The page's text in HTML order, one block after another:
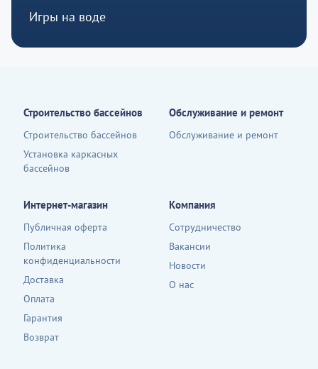
Игры на воде
Строительство бассейнов
Строительство бассейнов
Установка каркасных
бассейнов
Обслуживание и ремонт
Обслуживание и ремонт
Интернет-магазин
Публичная оферта
Политика
конфиденциальности
Доставка
Оплата
Гарантия
Возврат
Компания
Сотрудничество
Вакансии
Новости
О нас